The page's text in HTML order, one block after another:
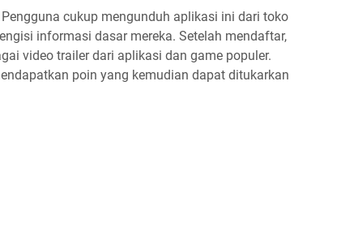
cukup mengunduh aplikasi ini dari toko
informasi dasar mereka. Setelah mendaftar,
video trailer dari aplikasi dan game populer.
poin yang kemudian dapat ditukarkan